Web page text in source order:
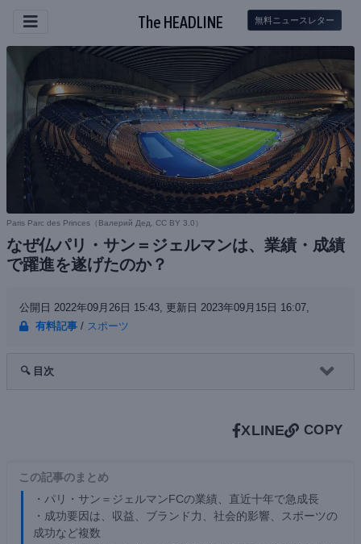
The HEADLINE 無料ニュースレター
Paris Parc des Princes（ Валерий Дед, CC BY 3.0 ）
なぜ仏パリ・サン＝ジェルマンは、業績・成績
で躍進を遂げたのか？
公開日 2022年09月26日 15:43, 更新日 2023年09月15日 16:07,
有料記事 / スポーツ
🔍 目次
XLINE COPY
この記事のまとめ
・パリ・サン＝ジェルマンFCの業績、直近十年で急成長
・成功要因は、収益、ブランド力、社会的影響、スポーツの
成功など複数